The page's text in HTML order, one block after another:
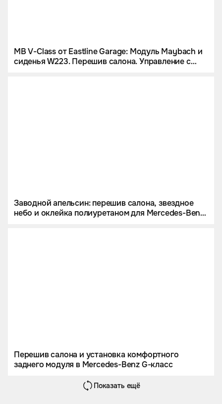
MB V-Class от Eastline Garage: Модуль Maybach и
сиденья W223. Перешив салона. Управление с
Заводной апельсин: перешив салона, звездное
небо и оклейка полиуретаном для Mercedes-Benz
Перешив салона и установка комфортного
заднего модуля в Mercedes-Benz G-класс
Показать ещё